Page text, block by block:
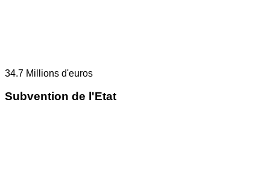
34.7 Millions d'euros
Subvention de l'Etat